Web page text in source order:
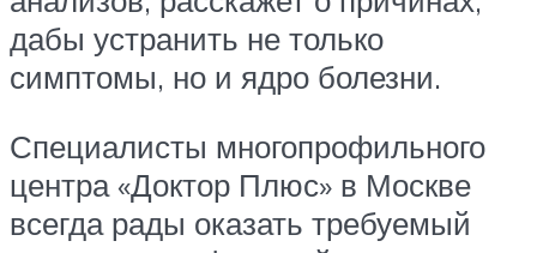
дабы устранить не только
симптомы, но и ядро болезни.
Специалисты многопрофильного
центра «Доктор Плюс» в Москве
всегда рады оказать требуемый